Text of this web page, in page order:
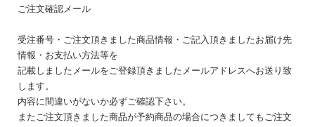
ご注文確認メール
受注番号・ご注文頂きました商品情報・ご記入頂きましたお届け先
情報・お支払い方法等を
記載しましたメールをご登録頂きましたメールアドレスへお送り致
します。
内容に間違いがないか必ずご確認下さい。
またご注文頂きました商品が予約商品の場合につきましてもご注文